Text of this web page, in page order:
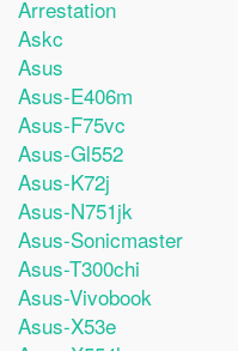
Arrestation
Askc
Asus
Asus-E406m
Asus-F75vc
Asus-Gl552
Asus-K72j
Asus-N751jk
Asus-Sonicmaster
Asus-T300chi
Asus-Vivobook
Asus-X53e